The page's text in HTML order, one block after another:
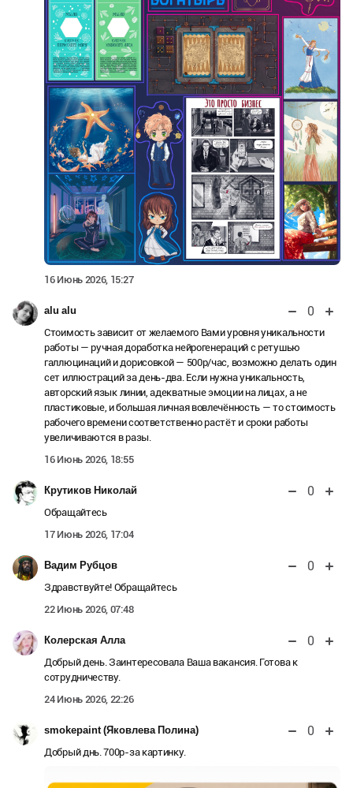
16 Июнь 2026, 15:27
alu alu 0
Стоимость зависит от желаемого Вами уровня уникальности
работы — ручная доработка нейрогенераций с ретушью
галлюцинаций и дорисовкой — 500р/час, возможно делать один
сет иллюстраций за день-два. Если нужна уникальность,
авторский язык линии, адекватные эмоции на лицах, а не
пластиковые, и большая личная вовлечённость — то стоимость
рабочего времени соответственно растёт и сроки работы
увеличиваются в разы.
16 Июнь 2026, 18:55
Крутиков Николай 0
Обращайтесь
17 Июнь 2026, 17:04
Вадим Рубцов 0
Здравствуйте! Обращайтесь
22 Июнь 2026, 07:48
Колерская Алла 0
Добрый день. Заинтересовала Ваша вакансия. Готова к
сотрудничеству.
24 Июнь 2026, 22:26
smokepaint (Яковлева Полина) 0
Добрый днь. 700р-за картинку.